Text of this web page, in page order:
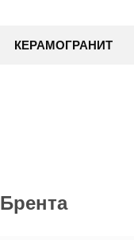
КЕРАМОГРАНИТ
Брента